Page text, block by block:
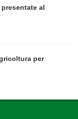
al
per